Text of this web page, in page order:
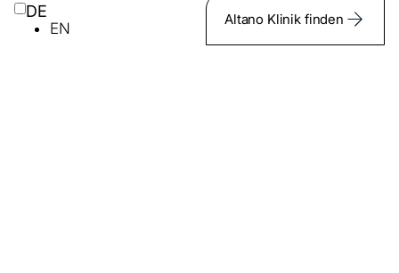
DE
EN
Altano Klinik finden